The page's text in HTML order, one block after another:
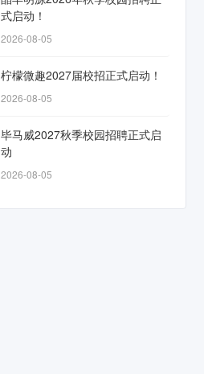
式启动！
2026-08-05
柠檬微趣2027届校招正式启动！
2026-08-05
毕马威2027秋季校园招聘正式启
动
2026-08-05